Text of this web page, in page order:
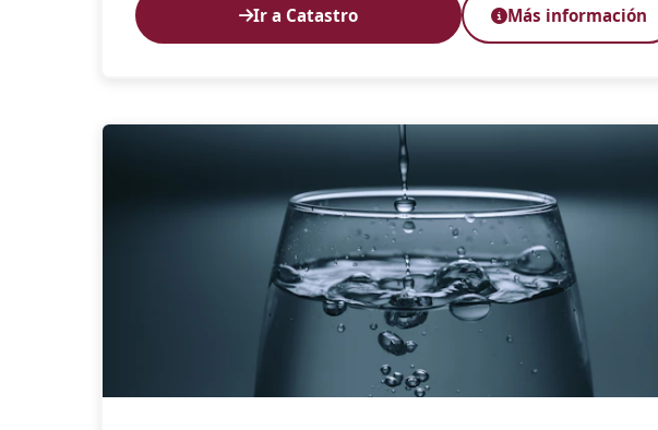
Ir a Catastro Más información